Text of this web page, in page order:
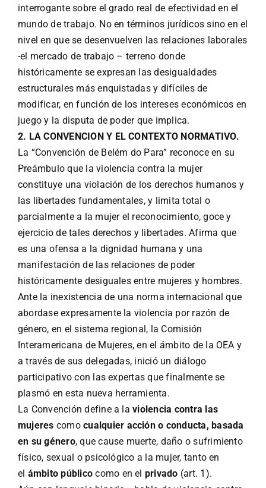
interrogante sobre el grado real de efectividad en el
mundo de trabajo. No en términos jurídicos sino en el
nivel en que se desenvuelven las relaciones laborales
-el mercado de trabajo – terreno donde
históricamente se expresan las desigualdades
estructurales más enquistadas y difíciles de
modificar, en función de los intereses económicos en
juego y la disputa de poder que implica.
2. LA CONVENCION Y EL CONTEXTO NORMATIVO.
La “Convención de Belém do Para” reconoce en su
Preámbulo que la violencia contra la mujer
constituye una violación de los derechos humanos y
las libertades fundamentales, y limita total o
parcialmente a la mujer el reconocimiento, goce y
ejercicio de tales derechos y libertades. Afirma que
es una ofensa a la dignidad humana y una
manifestación de las relaciones de poder
históricamente desiguales entre mujeres y hombres.
Ante la inexistencia de una norma internacional que
abordase expresamente la violencia por razón de
género, en el sistema regional, la Comisión
Interamericana de Mujeres, en el ámbito de la OEA y
a través de sus delegadas, inició un diálogo
participativo con las expertas que finalmente se
plasmó en esta nueva herramienta.
La Convención define a laviolencia contra las
mujeres comocualquier acción o conducta, basada
en su género, que cause muerte, daño o sufrimiento
físico, sexual o psicológico a la mujer, tanto en
el ámbito público como en el privado (art. 1).